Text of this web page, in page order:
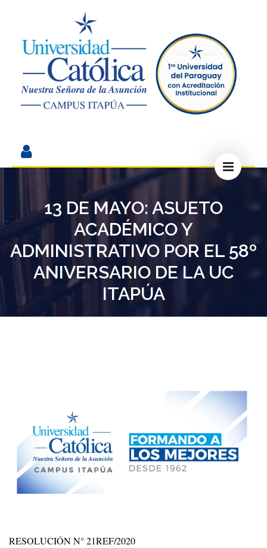
13 DE MAYO: ASUETO
ACADÉMICO Y
ADMINISTRATIVO POR EL 58º
ANIVERSARIO DE LA UC
ITAPÚA
RESOLUCIÓN N° 21REF/2020